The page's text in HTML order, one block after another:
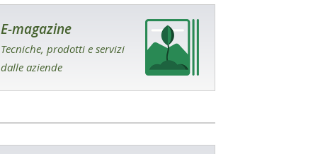
E-magazine
Tecniche, prodotti e servizi
dalle aziende